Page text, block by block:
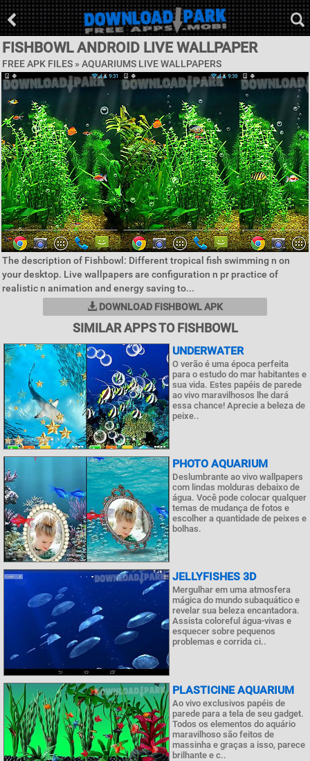
FISHBOWL ANDROID LIVE WALLPAPER
FREE APK FILES » AQUARIUMS LIVE WALLPAPERS
The description of Fishbowl: Different tropical fish swimming n on
your desktop. Live wallpapers are configuration n pr practice of
realistic n animation and energy saving to...
DOWNLOAD FISHBOWL APK
SIMILAR APPS TO FISHBOWL
UNDERWATER
O verão é uma época perfeita
para o estudo do mar habitantes e
sua vida. Estes papéis de parede
ao vivo maravilhosos lhe dará
essa chance! Aprecie a beleza de
peixe..
PHOTO AQUARIUM
Deslumbrante ao vivo wallpapers
com lindas molduras debaixo de
água. Você pode colocar qualquer
temas de mudança de fotos e
escolher a quantidade de peixes e
bolhas.
JELLYFISHES 3D
Mergulhar em uma atmosfera
mágica do mundo subaquático e
revelar sua beleza encantadora.
Assista coloreful água-vivas e
esquecer sobre pequenos
problemas e corrida ci..
PLASTICINE AQUARIUM
Ao vivo exclusivos papéis de
parede para a tela de seu gadget.
Todos os elementos do aquário
maravilhoso são feitos de
massinha e graças a isso, parece
brilhante e c..